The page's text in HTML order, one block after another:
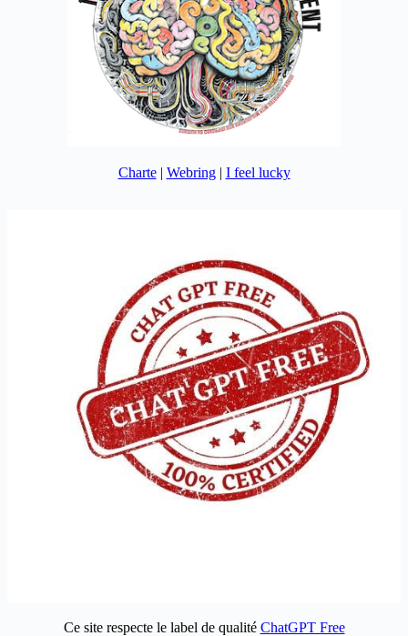
Charte| Webring| I feel lucky
Ce site respecte le label de qualité ChatGPT Free